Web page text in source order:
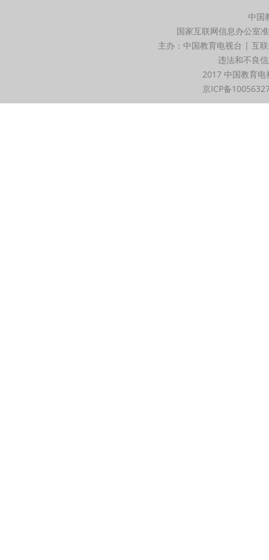
中国
国家互联网信息办公室
主办：中国教育电视台 | 互
违法和不良
2017 中国教育
京ICP备